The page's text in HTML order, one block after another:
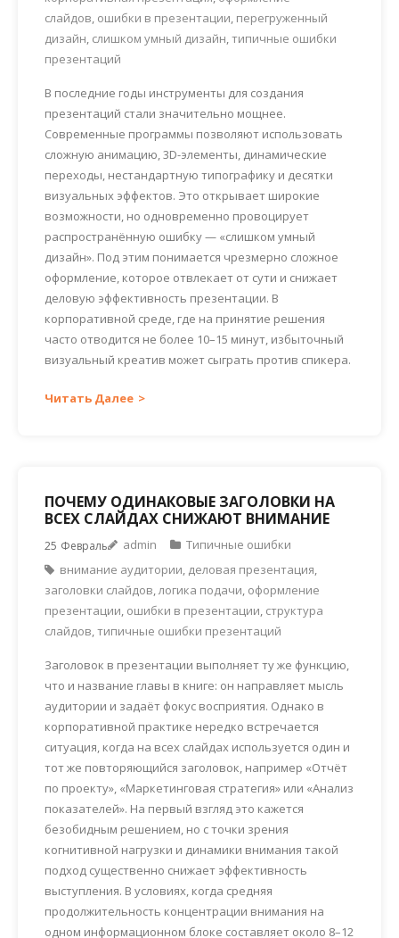
слайдов ошибки в презентации перегруженный
дизайн слишком умный дизайн типичные ошибки
презентаций
В последние годы инструменты для создания
презентаций стали значительно мощнее.
Современные программы позволяют использовать
сложную анимацию, 3D-элементы, динамические
переходы, нестандартную типографику и десятки
визуальных эффектов. Это открывает широкие
возможности, но одновременно провоцирует
распространённую ошибку — «слишком умный
дизайн». Под этим понимается чрезмерно сложное
оформление, которое отвлекает от сути и снижает
деловую эффективность презентации. В
корпоративной среде, где на принятие решения
часто отводится не более 10–15 минут, избыточный
визуальный креатив может сыграть против спикера.
Читать Далее
ПОЧЕМУ ОДИНАКОВЫЕ ЗАГОЛОВКИ НА
ВСЕХ СЛАЙДАХ СНИЖАЮТ ВНИМАНИЕ
25 Февраль admin
Типичные ошибки
внимание аудитории деловая презентация
заголовки слайдов логика подачи оформление
презентации ошибки в презентации структура
слайдов типичные ошибки презентаций
Заголовок в презентации выполняет ту же функцию,
что и название главы в книге: он направляет мысль
аудитории и задаёт фокус восприятия. Однако в
корпоративной практике нередко встречается
ситуация, когда на всех слайдах используется один и
тот же повторяющийся заголовок, например «Отчёт
по проекту», «Маркетинговая стратегия» или «Анализ
показателей». На первый взгляд это кажется
безобидным решением, но с точки зрения
когнитивной нагрузки и динамики внимания такой
подход существенно снижает эффективность
выступления. В условиях, когда средняя
продолжительность концентрации внимания на
одном информационном блоке составляет около 8–12